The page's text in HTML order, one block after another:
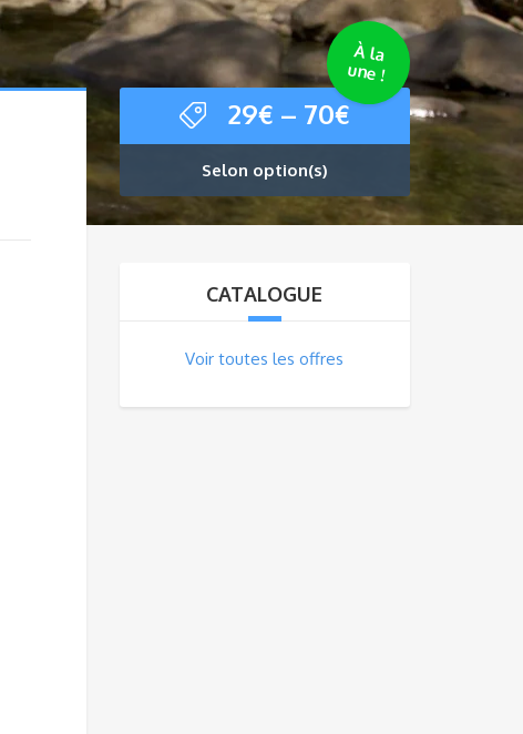
29€ – 70€
Selon option(s)
À la
une !
CATALOGUE
Voir toutes les offres